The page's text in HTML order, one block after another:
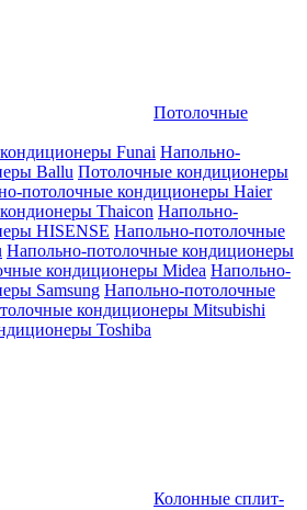
Потолочные
Funai Напольно-
Ballu Потолочные кондиционеры
потолочные кондиционеры Haier
Thaicon Напольно-
HISENSE Напольно-потолочные
Напольно-потолочные кондиционеры
кондиционеры Midea Напольно-
Samsung Напольно-потолочные
кондиционеры Mitsubishi
Toshiba
Колонные сплит-